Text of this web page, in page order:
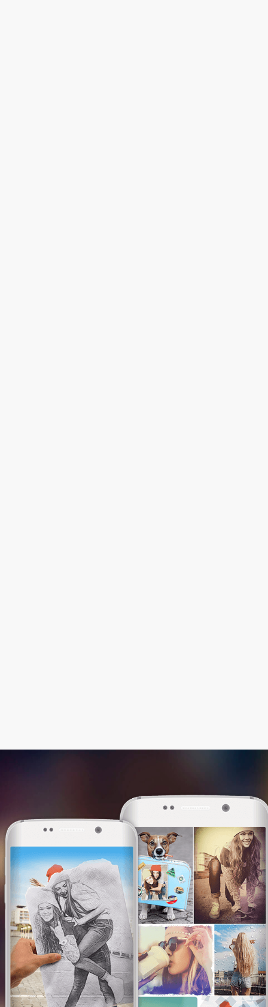
This website uses cookies. We use them to
give you the best experience. By continuing
browsing our website, you are consenting to
our use of cookies.I am OK with this